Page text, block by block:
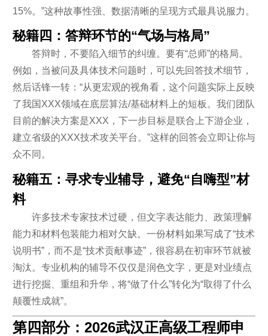
15%。”这种故事性强、数据清晰的呈现方式最具说服力。
秘籍四：答辩环节的“气场与格局”
答辩时，不要陷入细节的纠缠。要有“总师”的格局。
例如，当被问及具体技术问题时，可以先回答技术细节，
然后话锋一转：“从更宏观的视角看，这个问题实际上反映
了我国XXX领域在底层算法/基础材料上的短板。我们团队
目前的解决方案是XXX，下一步目标是联合上下游企业，
建立省级的XXX技术攻关平台。”这样的回答会立即让你与
众不同。
秘籍五：寻求专业辅导，避免“自嗨型”材
料
许多技术专家技术过硬，但文字表达能力、政策理解
能力和材料包装能力相对欠缺。一份材料如果写成了“技术
说明书”，而不是“技术贡献事迹”，很容易在初审环节就被
淘汰。专业机构的辅导不仅仅是润色文字，更是对业绩点
进行挖掘、重组和升华，将“做了什么”转化为“取得了什么
颠覆性成就”。
第四部分：2026武汉正高级工程师申